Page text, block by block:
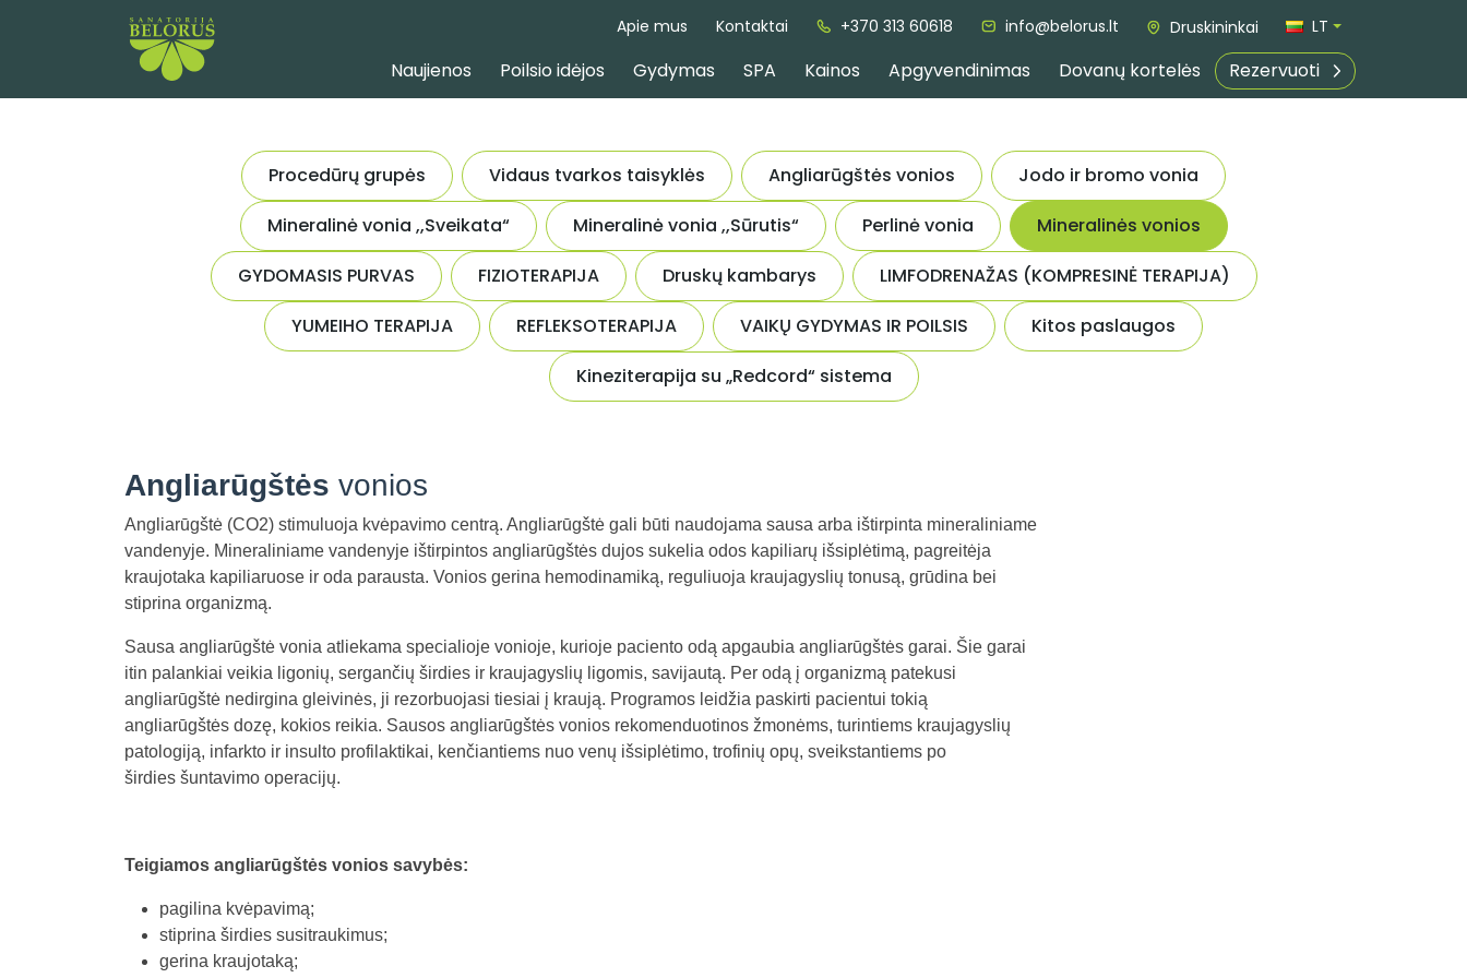
Apie mus Kontaktai +370 313 60618 info@belorus.lt Druskininkai LT
Naujienos Poilsio idėjos Gydymas SPA Kainos Apgyvendinimas Dovanų kortelės Rezervuoti
Procedūrų grupės Vidaus tvarkos taisyklės Angliarūgštės vonios
Jodo ir bromo vonia
Mineralinė vonia ,,Sveikata“
Mineralinė vonia ,,Sūrutis“ Perlinė vonia
Mineralinės vonios
GYDOMASIS PURVAS
FIZIOTERAPIJA Druskų kambarys
LIMFODRENAŽAS (KOMPRESINĖ TERAPIJA)
YUMEIHO TERAPIJA
REFLEKSOTERAPIJA VAIKŲ GYDYMAS IR POILSIS
Kitos paslaugos
Kineziterapija su „Redcord“ sistema
Angliarūgštės vonios
Angliarūgštė (CO2) stimuluoja kvėpavimo centrą. Angliarūgštė gali būti naudojama sausa arba ištirpinta mineraliniame
vandenyje. Mineraliniame vandenyje ištirpintos angliarūgštės dujos sukelia odos kapiliarų išsiplėtimą, pagreitėja
kraujotaka kapiliaruose ir oda parausta. Vonios gerina hemodinamiką, reguliuoja kraujagyslių tonusą, grūdina bei
stiprina organizmą.
Sausa angliarūgštė vonia atliekama specialioje vonioje, kurioje paciento odą apgaubia angliarūgštės garai. Šie garai
itin palankiai veikia ligonių, sergančių širdies ir kraujagyslių ligomis, savijautą. Per odą į organizmą patekusi
angliarūgštė nedirgina gleivinės, ji rezorbuojasi tiesiai į kraują. Programos leidžia paskirti pacientui tokią
angliarūgštės dozę, kokios reikia. Sausos angliarūgštės vonios rekomenduotinos žmonėms, turintiems kraujagyslių
patologiją, infarkto ir insulto profilaktikai, kenčiantiems nuo venų išsiplėtimo, trofinių opų, sveikstantiems po
širdies šuntavimo operacijų.
Teigiamos angliarūgštės vonios savybės:
pagilina kvėpavimą;
stiprina širdies susitraukimus;
gerina kraujotaką;